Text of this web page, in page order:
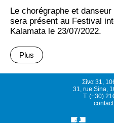
Le chorégraphe et
sera présent au Festival
Kalamata le 23/07/2022.
Plus
Σίνα 31,
31, rue Sina,
T: (+30)